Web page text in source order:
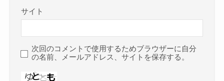
サイト
次回のコメントで使用するためブラウザーに自分
の名前、メールアドレス、サイトを保存する。